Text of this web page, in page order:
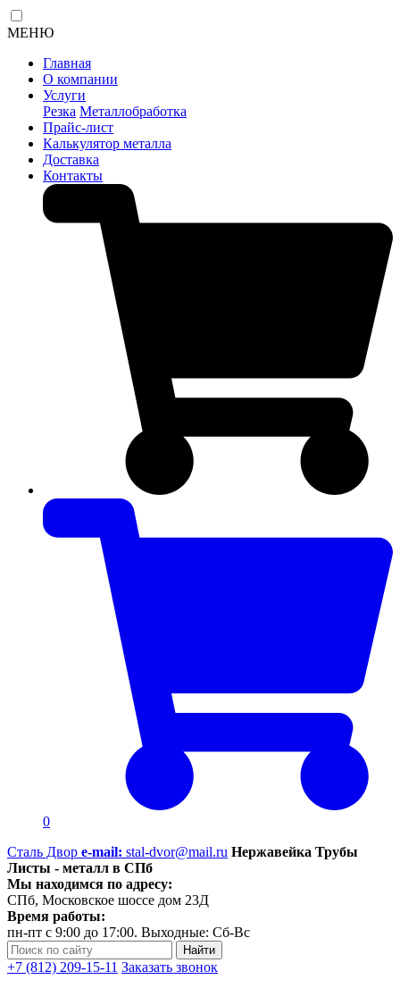
МЕНЮ
Главная
О компании
Услуги
Резка Металлобработка
Прайс-лист
Калькулятор металла
Доставка
Контакты
0
Сталь Двор e-mail: stal-dvor@mail.ru Нержавейка Трубы
Листы - металл в СПб
Мы находимся по адресу:
СПб, Московское шоссе дом 23Д
Время работы:
пн-пт с 9:00 до 17:00. Выходные: Сб-Вс
+7 (812) 209-15-11 Заказать звонок